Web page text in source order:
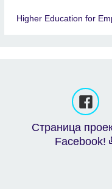
Higher Education for
Страница
Facebook!